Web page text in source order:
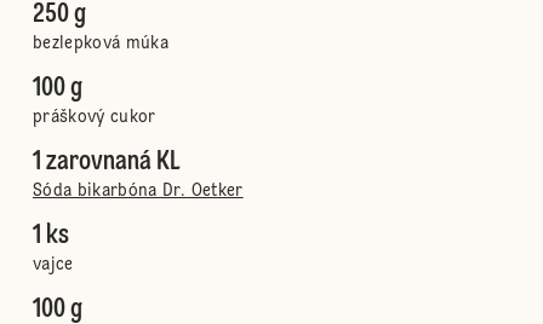
250 g
bezlepková múka
100 g
práškový cukor
1 zarovnaná KL
Sóda bikarbóna Dr. Oetker
1 ks
vajce
100 g